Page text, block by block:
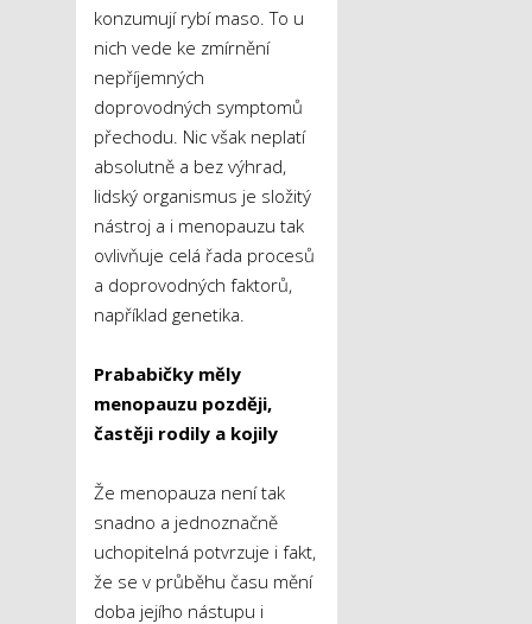
konzumují rybí maso. To u
nich vede ke zmírnění
nepříjemných
doprovodných symptomů
přechodu. Nic však neplatí
absolutně a bez výhrad,
lidský organismus je složitý
nástroj a i menopauzu tak
ovlivňuje celá řada procesů
a doprovodných faktorů,
například genetika.
Prababičky měly
menopauzu později,
častěji rodily a kojily
Že menopauza není tak
snadno a jednoznačně
uchopitelná potvrzuje i fakt,
že se v průběhu času mění
doba jejího nástupu i